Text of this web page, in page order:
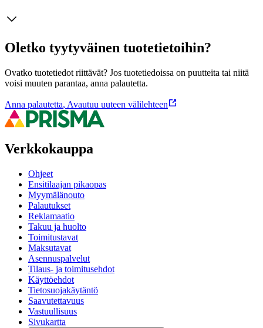
Oletko tyytyväinen tuotetietoihin?
Ovatko tuotetiedot riittävät? Jos tuotetiedoissa on puutteita tai niitä
voisi muuten parantaa, anna palautetta.
Anna palautetta, Avautuu uuteen välilehteen
Verkkokauppa
Ohjeet
Ensitilaajan pikaopas
Myymälänouto
Palautukset
Reklamaatio
Takuu ja huolto
Toimitustavat
Maksutavat
Asennuspalvelut
Tilaus- ja toimitusehdot
Käyttöehdot
Tietosuojakäytäntö
Saavutettavuus
Vastuullisuus
Sivukartta